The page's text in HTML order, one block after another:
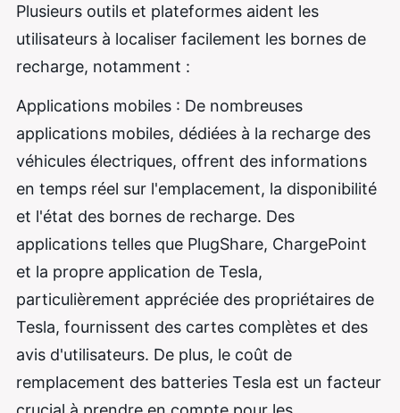
Plusieurs outils et plateformes aident les
utilisateurs à localiser facilement les bornes de
recharge, notamment :
Applications mobiles : De nombreuses
applications mobiles, dédiées à la recharge des
véhicules électriques, offrent des informations
en temps réel sur l'emplacement, la disponibilité
et l'état des bornes de recharge. Des
applications telles que PlugShare, ChargePoint
et la propre application de Tesla,
particulièrement appréciée des propriétaires de
Tesla, fournissent des cartes complètes et des
avis d'utilisateurs. De plus, le coût de
remplacement des batteries Tesla est un facteur